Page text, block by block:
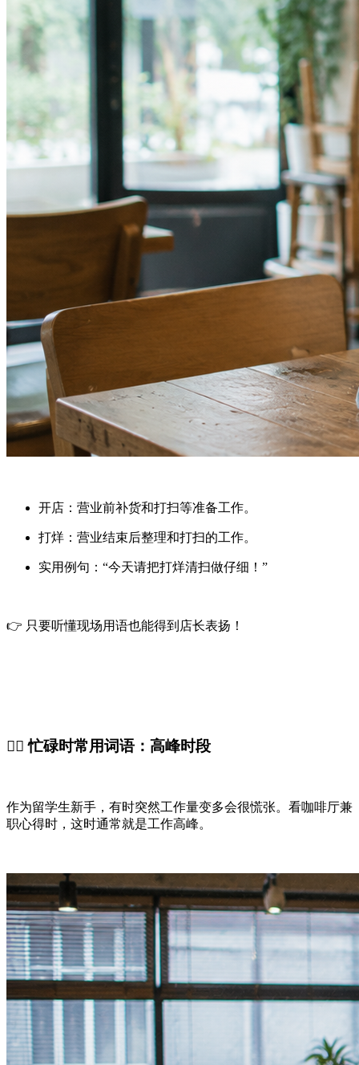
开店 ：营业前补货和打扫等准备工作。
打烊 ：营业结束后整理和打扫的工作。
实用例句：“今天请把打烊清扫做仔细！”
👉 只要听懂现场用语也能得到店长表扬！
🏃‍♀️ 忙碌时常用词语：高峰时段
作为留学生新手，有时突然工作量变多会很慌张。看咖啡厅兼
职心得时，这时通常就是工作高峰。